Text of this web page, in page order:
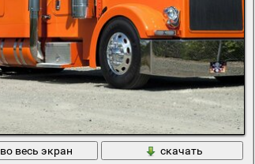
во весь экран
скачать